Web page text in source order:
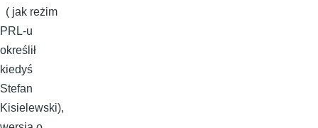
( jak reżim
PRL-u
określił
kiedyś
Stefan
Kisielewski),